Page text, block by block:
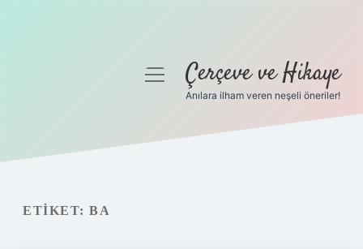
Gizlilik Politikası
menüyüÇerçeve ve Hikaye
Anılara ilham veren neşeli öneriler!
ETIKET: BA